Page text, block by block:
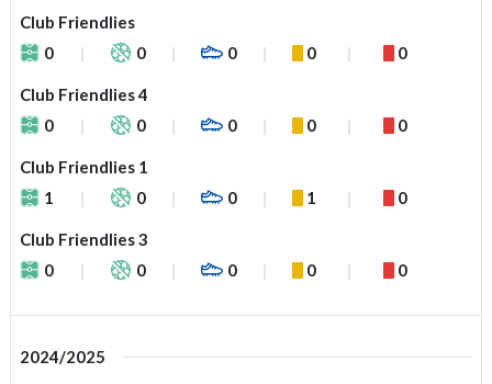
Club Friendlies
0
0 0 0 0
Club Friendlies 4
0
0 0 0 0
Club Friendlies 1
1
0 0 1 0
Club Friendlies 3
0
0 0 0 0
2024/2025